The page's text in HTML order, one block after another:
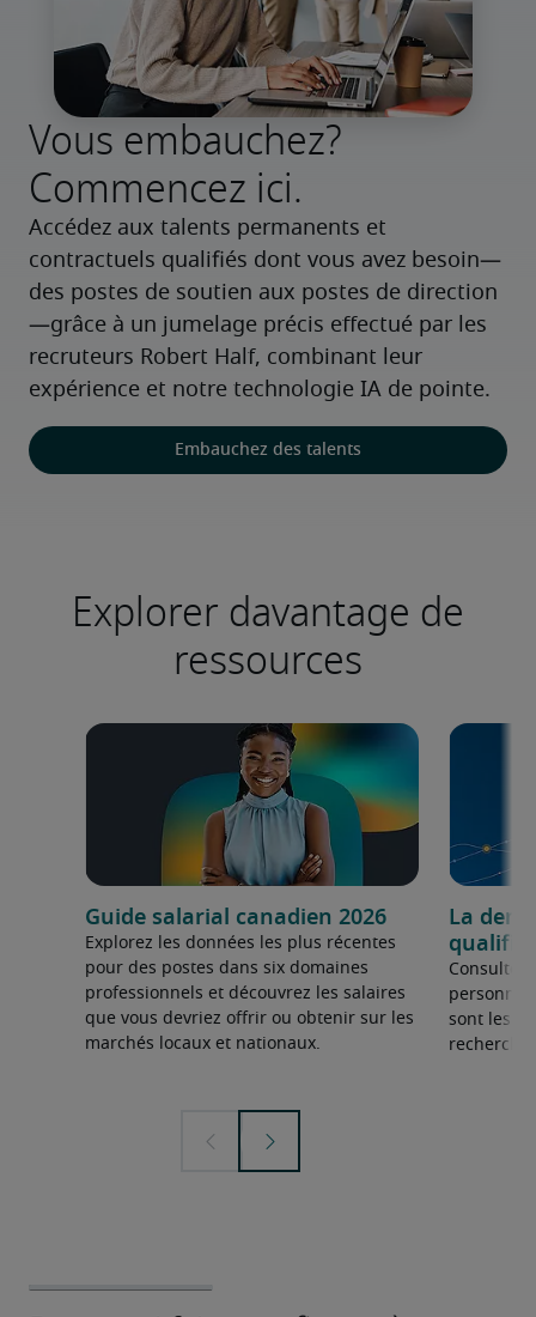
Vous embauchez?
Commencez ici.
Accédez aux talents permanents et
contractuels qualifiés dont vous avez besoin—
des postes de soutien aux postes de direction
—grâce à un jumelage précis effectué par les
recruteurs Robert Half, combinant leur
expérience et notre technologie IA de pointe.
Embauchez des talents
Explorer davantage de
ressources
Guide salarial canadien 2026
Explorez les données les plus récentes
pour des postes dans six domaines
professionnels et découvrez les salaires
que vous devriez offrir ou obtenir sur les
marchés locaux et nationaux.
La
qualifié
Consultez
personnel
sont les